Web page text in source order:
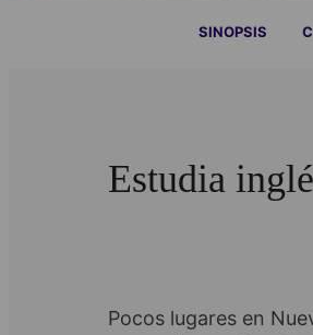
SINOPSIS
Estudia
Pocos lugares en